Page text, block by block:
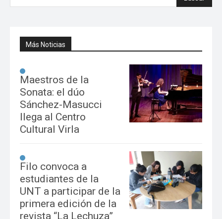
Más Noticias
Maestros de la
Sonata: el dúo
Sánchez-Masucci
llega al Centro
Cultural Virla
Filo convoca a
estudiantes de la
UNT a participar de la
primera edición de la
revista “La Lechuza”